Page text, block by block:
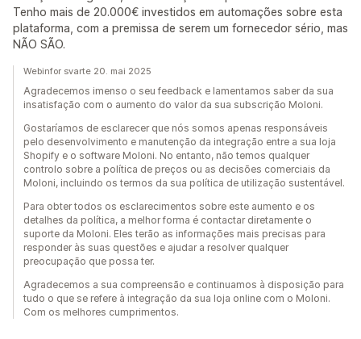
Tenho mais de 20.000€ investidos em automações sobre esta
plataforma, com a premissa de serem um fornecedor sério, mas
NÃO SÃO.
Webinfor svarte 20. mai 2025
Agradecemos imenso o seu feedback e lamentamos saber da sua
insatisfação com o aumento do valor da sua subscrição Moloni.
Gostaríamos de esclarecer que nós somos apenas responsáveis
pelo desenvolvimento e manutenção da integração entre a sua loja
Shopify e o software Moloni. No entanto, não temos qualquer
controlo sobre a política de preços ou as decisões comerciais da
Moloni, incluindo os termos da sua política de utilização sustentável.
Para obter todos os esclarecimentos sobre este aumento e os
detalhes da política, a melhor forma é contactar diretamente o
suporte da Moloni. Eles terão as informações mais precisas para
responder às suas questões e ajudar a resolver qualquer
preocupação que possa ter.
Agradecemos a sua compreensão e continuamos à disposição para
tudo o que se refere à integração da sua loja online com o Moloni.
Com os melhores cumprimentos.